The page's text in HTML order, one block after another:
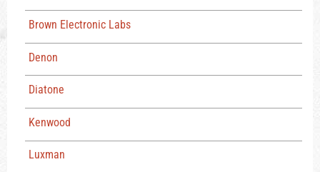
Brown Electronic Labs
Denon
Diatone
Kenwood
Luxman